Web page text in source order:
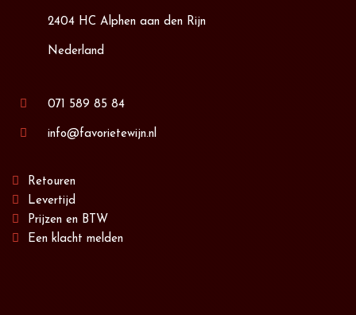
2404 HC Alphen aan den Rijn
Nederland
071 589 85 84
info@favorietewijn.nl
Retouren
Levertijd
Prijzen en BTW
Een klacht melden